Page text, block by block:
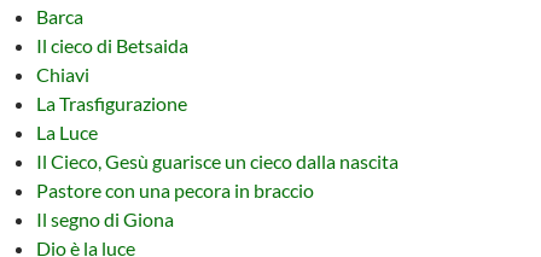
Barca
Il cieco di Betsaida
Chiavi
La Trasfigurazione
La Luce
Il Cieco, Gesù guarisce un cieco dalla nascita
Pastore con una pecora in braccio
Il segno di Giona
Dio è la luce